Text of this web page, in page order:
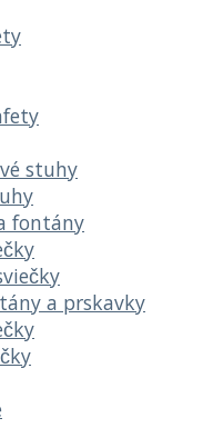
stuhy
fontány
a prskavky